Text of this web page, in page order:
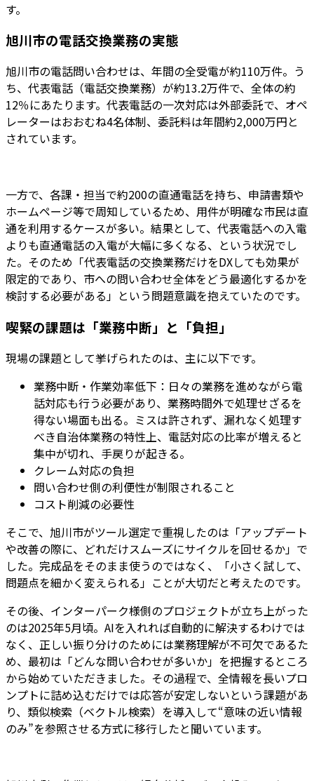
す。
旭川市の電話交換業務の実態
旭川市の電話問い合わせは、年間の全受電が約110万件。う
ち、代表電話（電話交換業務）が約13.2万件で、全体の約
12％にあたります。代表電話の一次対応は外部委託で、オペ
レーターはおおむね4名体制、委託料は年間約2,000万円と
されています。
一方で、各課・担当で約200の直通電話を持ち、申請書類や
ホームページ等で周知しているため、用件が明確な市民は直
通を利用するケースが多い。結果として、代表電話への入電
よりも直通電話の入電が大幅に多くなる、という状況でし
た。そのため「代表電話の交換業務だけをDXしても効果が
限定的であり、市への問い合わせ全体をどう最適化するかを
検討する必要がある」という問題意識を抱えていたのです。
喫緊の課題は「業務中断」と「負担」
現場の課題として挙げられたのは、主に以下です。
業務中断・作業効率低下：日々の業務を進めながら電
話対応も行う必要があり、業務時間外で処理せざるを
得ない場面も出る。ミスは許されず、漏れなく処理す
べき自治体業務の特性上、電話対応の比率が増えると
集中が切れ、手戻りが起きる。
クレーム対応の負担
問い合わせ側の利便性が制限されること
コスト削減の必要性
そこで、旭川市がツール選定で重視したのは「アップデート
や改善の際に、どれだけスムーズにサイクルを回せるか」で
した。完成品をそのまま使うのではなく、「小さく試して、
問題点を細かく変えられる」ことが大切だと考えたのです。
その後、インターパーク様側のプロジェクトが立ち上がった
のは2025年5月頃。AIを入れれば自動的に解決するわけでは
なく、正しい振り分けのためには業務理解が不可欠であるた
め、最初は「どんな問い合わせが多いか」を把握するところ
から始めていただきました。その過程で、全情報を長いプロ
ンプトに詰め込むだけでは応答が安定しないという課題があ
り、類似検索（ベクトル検索）を導入して“意味の近い情報
のみ”を参照させる方式に移行したと聞いています。